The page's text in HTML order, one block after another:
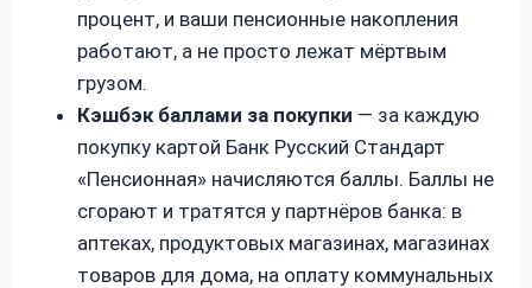
процент, и ваши пенсионные накопления
работают, а не просто лежат мёртвым
грузом.
Кэшбэк баллами за покупки — за каждую
покупку картой Банк Русский Стандарт
«Пенсионная» начисляются баллы. Баллы не
сгорают и тратятся у партнёров банка: в
аптеках, продуктовых магазинах, магазинах
товаров для дома, на оплату коммунальных